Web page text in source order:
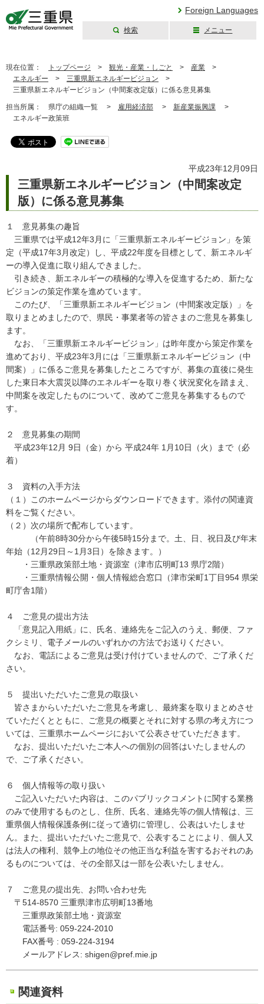
Foreign Languages
検索 メニュー
現在位置： トップページ > 観光・産業・しごと > 産業 >
エネルギー > 三重県新エネルギービジョン >
三重県新エネルギービジョン（中間案改定版）に係る意見募集
担当所属： 県庁の組織一覧 > 雇用経済部 > 新産業振興課 >
エネルギー政策班
平成23年12月09日
三重県新エネルギービジョン（中間案改定
版）に係る意見募集
１ 意見募集の趣旨
三重県では平成12年3月に「三重県新エネルギービジョン」を策
定（平成17年3月改定）し、平成22年度を目標として、新エネルギ
ーの導入促進に取り組んできました。
引き続き、新エネルギーの積極的な導入を促進するため、新たな
ビジョンの策定作業を進めています。
このたび、「三重県新エネルギービジョン（中間案改定版）」を
取りまとめましたので、県民・事業者等の皆さまのご意見を募集し
ます。
なお、「三重県新エネルギービジョン」は昨年度から策定作業を
進めており、平成23年3月には「三重県新エネルギービジョン（中
間案）」に係るご意見を募集したところですが、募集の直後に発生
した東日本大震災以降のエネルギーを取り巻く状況変化を踏まえ、
中間案を改定したものについて、改めてご意見を募集するもので
す。
２ 意見募集の期間
平成23年12月 9日（金）から 平成24年 1月10日（火）まで（必
着）
３ 資料の入手方法
（１）このホームページからダウンロードできます。添付の関連資
料をご覧ください。
（２）次の場所で配布しています。
（午前8時30分から午後5時15分まで。土、日、祝日及び年末
年始（12月29日～1月3日）を除きます。）
・三重県政策部土地・資源室（津市広明町13 県庁2階）
・三重県情報公開・個人情報総合窓口（津市栄町1丁目954 県栄
町庁舎1階）
４ ご意見の提出方法
「意見記入用紙」に、氏名、連絡先をご記入のうえ、郵便、ファ
クシミリ、電子メールのいずれかの方法でお送りください。
なお、電話によるご意見は受け付けていませんので、ご了承くだ
さい。
５ 提出いただいたご意見の取扱い
皆さまからいただいたご意見を考慮し、最終案を取りまとめさせ
ていただくとともに、ご意見の概要とそれに対する県の考え方につ
いては、三重県ホームページにおいて公表させていただきます。
なお、提出いただいたご本人への個別の回答はいたしませんの
で、ご了承ください。
６ 個人情報等の取り扱い
ご記入いただいた内容は、このパブリックコメントに関する業務
のみで使用するものとし、住所、氏名、連絡先等の個人情報は、三
重県個人情報保護条例に従って適切に管理し、公表はいたしませ
ん。また、提出いただいたご意見で、公表することにより、個人又
は法人の権利、競争上の地位その他正当な利益を害するおそれのあ
るものについては、その全部又は一部を公表いたしません。
７ ご意見の提出先、お問い合わせ先
〒514-8570 三重県津市広明町13番地
三重県政策部土地・資源室
電話番号: 059-224-2010
FAX番号 : 059-224-3194
メールアドレス: shigen@pref.mie.jp
関連資料